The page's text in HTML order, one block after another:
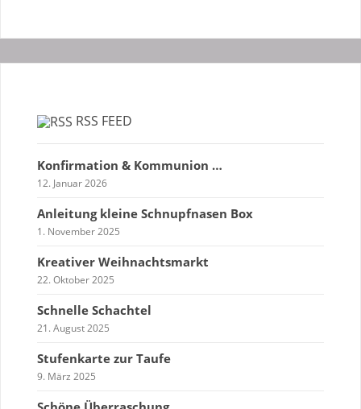
RSS FEED
Konfirmation & Kommunion …
12. Januar 2026
Anleitung kleine Schnupfnasen Box
1. November 2025
Kreativer Weihnachtsmarkt
22. Oktober 2025
Schnelle Schachtel
21. August 2025
Stufenkarte zur Taufe
9. März 2025